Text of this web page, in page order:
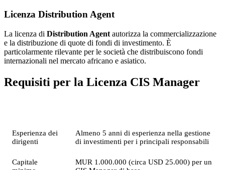
Licenza Distribution Agent
La licenza di Distribution Agent autorizza la commercializzazione
e la distribuzione di quote di fondi di investimento. È
particolarmente rilevante per le società che distribuiscono fondi
internazionali nel mercato africano e asiatico.
Requisiti per la Licenza CIS Manager
Esperienza dei
dirigenti
Almeno 5 anni di esperienza nella gestione
di investimenti per i principali responsabili
Capitale
MUR 1.000.000 (circa USD 25.000) per un